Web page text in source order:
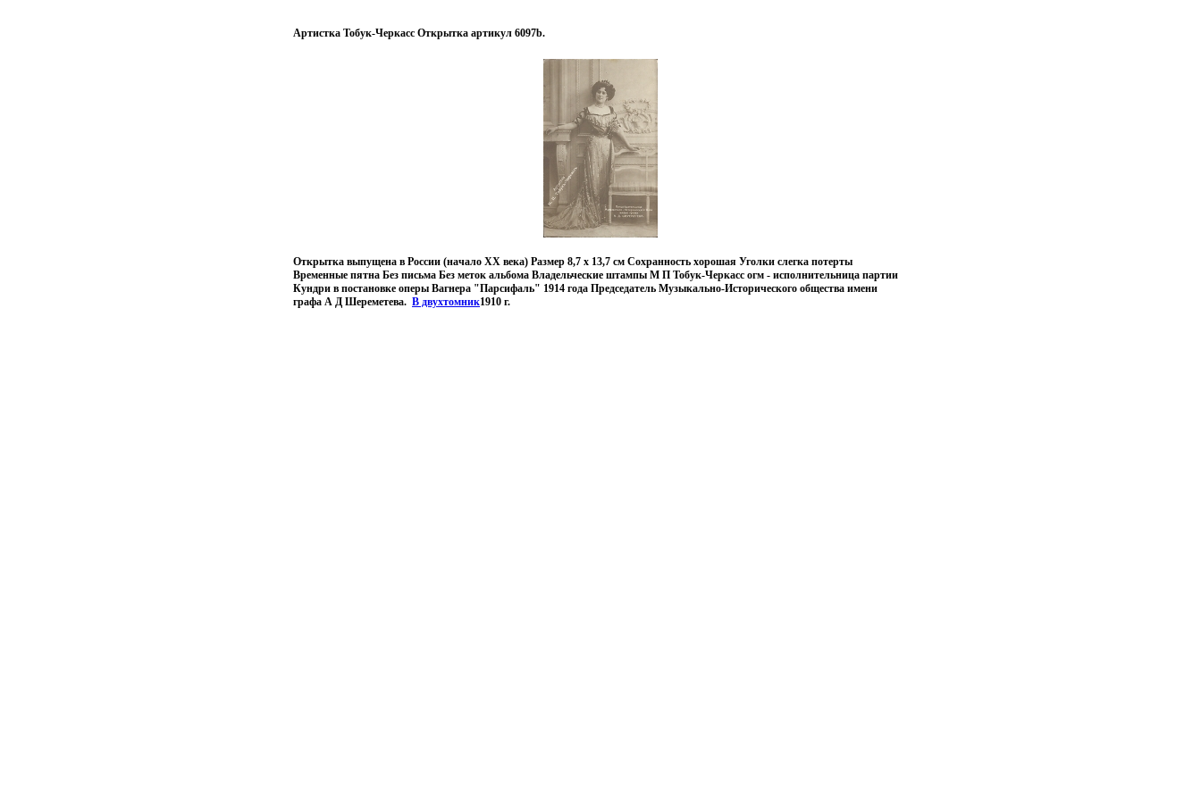
Артистка Тобук-Черкасс Открытка артикул 6097b.
Открытка выпущена в России (начало ХХ века) Размер 8,7 х 13,7 см Сохранность хорошая Уголки слегка потерты
Временные пятна Без письма Без меток альбома Владельческие штампы М П Тобук-Черкасс огм - исполнительница партии
Кундри в постановке оперы Вагнера "Парсифаль" 1914 года Председатель Музыкально-Исторического общества имени
графа А Д Шереметева. В двухтомник1910 г.